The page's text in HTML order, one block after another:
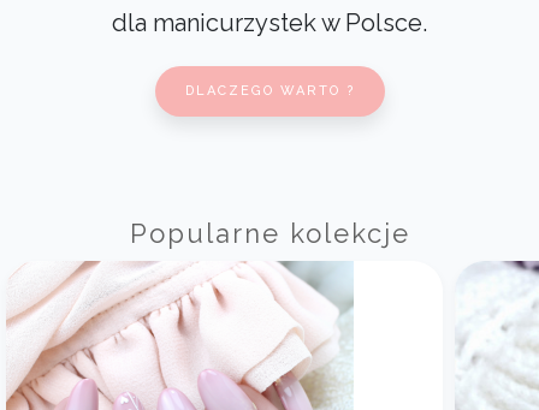
dla manicurzystek w Polsce.
DLACZEGO WARTO ?
Popularne kolekcje